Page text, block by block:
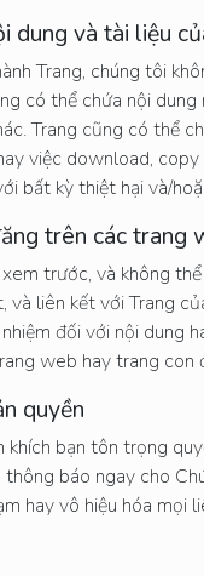
dung và tài liệu
Trang, chúng tôi
có thể chứa nội
Trang cũng có thể
việc download,
bất kỳ thiệt hại và/
trên các trang
trước, và không
và liên kết với Trang
đối với nội dung
web hay trang con
quyền
khích bạn tôn trọng
thông báo ngay cho
hay vô hiệu hóa mọi